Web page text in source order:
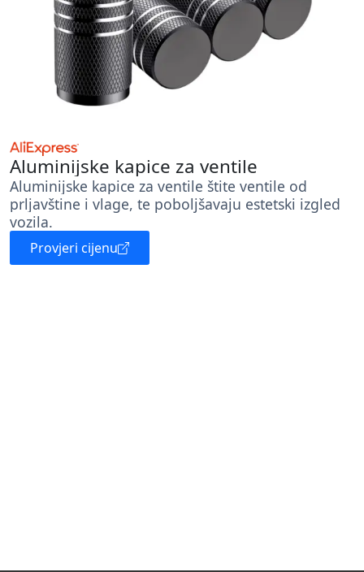
Aluminijske kapice za ventile
Aluminijske kapice za ventile štite ventile od
prljavštine i vlage, te poboljšavaju estetski izgled
vozila.
Provjeri cijenu